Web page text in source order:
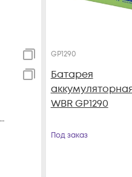
GP1290
Батарея
WBR GP1290
Под заказ